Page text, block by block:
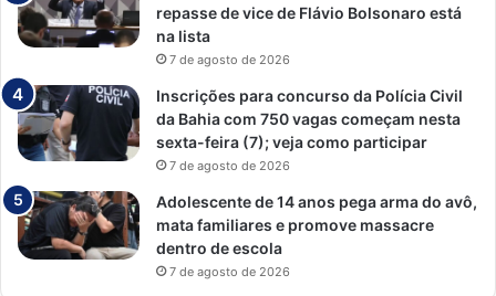
repasse de vice de Flávio Bolsonaro está
na lista
7 de agosto de 2026
Inscrições para concurso da Polícia Civil
da Bahia com 750 vagas começam nesta
sexta-feira (7); veja como participar
7 de agosto de 2026
Adolescente de 14 anos pega arma do avô,
mata familiares e promove massacre
dentro de escola
7 de agosto de 2026